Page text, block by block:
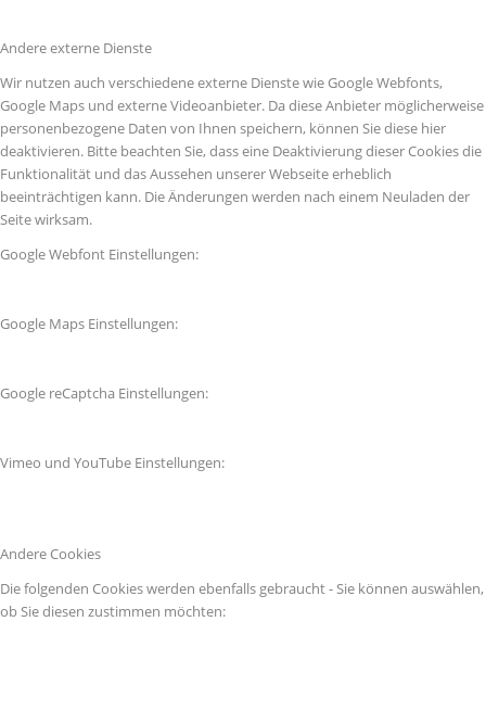
Andere externe Dienste
Wir nutzen auch verschiedene externe Dienste wie Google Webfonts,
Google Maps und externe Videoanbieter. Da diese Anbieter möglicherweise
personenbezogene Daten von Ihnen speichern, können Sie diese hier
deaktivieren. Bitte beachten Sie, dass eine Deaktivierung dieser Cookies die
Funktionalität und das Aussehen unserer Webseite erheblich
beeinträchtigen kann. Die Änderungen werden nach einem Neuladen der
Seite wirksam.
Google Webfont Einstellungen:
Google Maps Einstellungen:
Google reCaptcha Einstellungen:
Vimeo und YouTube Einstellungen:
Andere Cookies
Die folgenden Cookies werden ebenfalls gebraucht - Sie können auswählen,
ob Sie diesen zustimmen möchten: